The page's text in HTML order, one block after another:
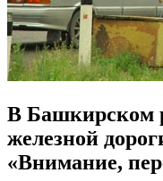
В Башкирском
железной
«Внимание,